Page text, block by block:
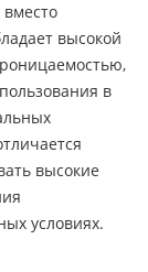
высокой
в
высокие
условиях.